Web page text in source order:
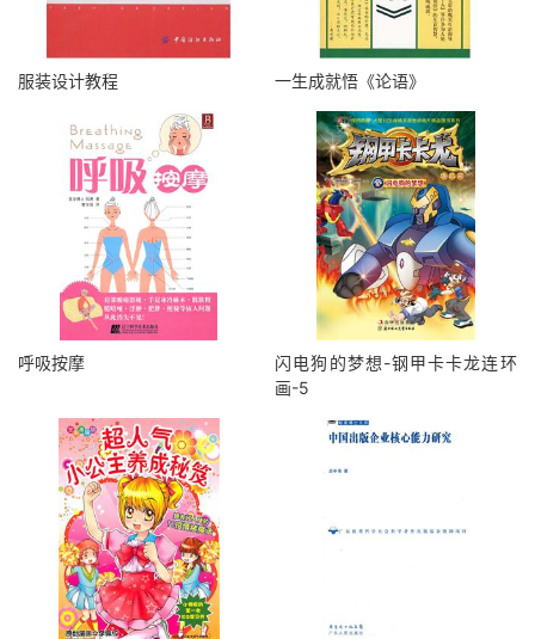
服装设计教程 一生成就悟《论语》
呼吸按摩
闪电狗的梦想-钢甲卡卡龙连环
画-5